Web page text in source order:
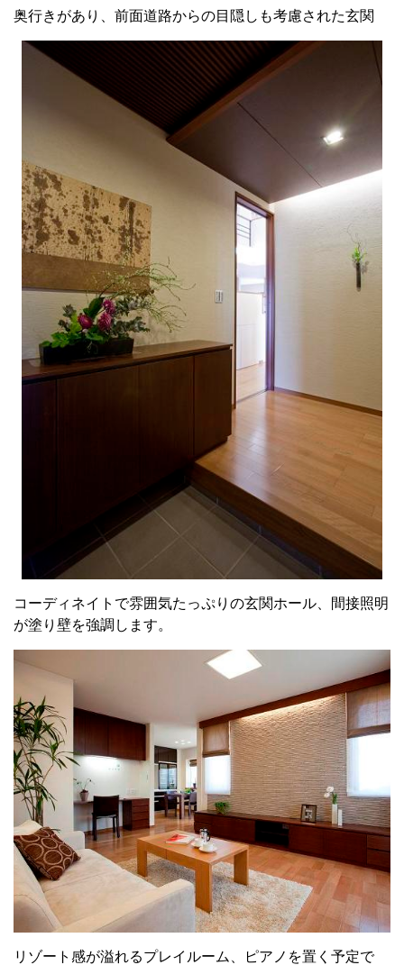
奥行きがあり、前面道路からの目隠しも考慮された玄関
コーディネイトで雰囲気たっぷりの玄関ホール、間接照明
が塗り壁を強調します。
リゾート感が溢れるプレイルーム、ピアノを置く予定で